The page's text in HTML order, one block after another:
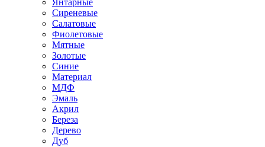
Янтарные
Сиреневые
Салатовые
Фиолетовые
Мятные
Золотые
Синие
Материал
МДФ
Эмаль
Акрил
Береза
Дерево
Дуб